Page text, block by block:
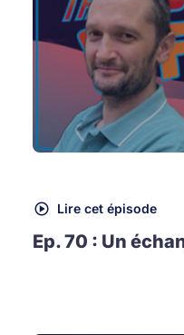
Lire cet épisode
Ep. 70 : Un